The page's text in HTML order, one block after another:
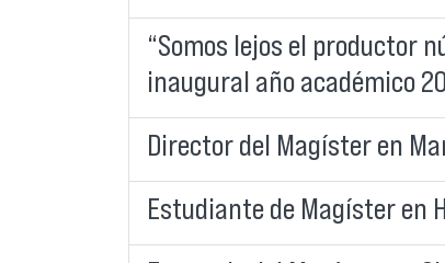
“Somos lejos el productor
inaugural año académico
Director del Magíster en
Estudiante de Magíster en